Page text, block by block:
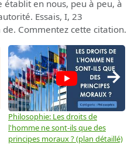
établit en nous, peu à peu, à
Essais, I, 23
Commentez cette citation.
Philosophie: Les droits de
l'homme ne sont-ils que des
principes moraux ? (plan détaillé)
→